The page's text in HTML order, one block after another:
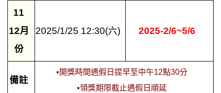
11
12月
份
2025/1/25 12:30(六) 2025-2/6~5/6
備註
▪開獎時間遇假日提早至中午12點30分
▪領獎期限截止遇假日順延